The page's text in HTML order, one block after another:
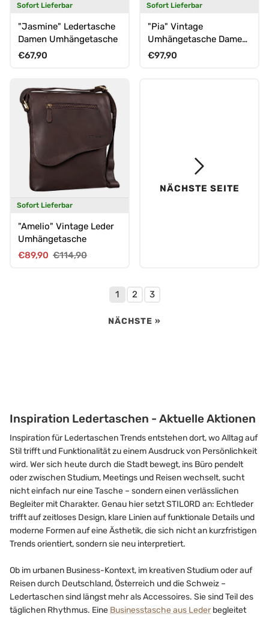
Sofort Lieferbar
"Jasmine" Ledertasche
Damen Umhängetasche
Normaler Preis
€67,90
Sofort Lieferbar
"Pia" Vintage
Umhängetasche Damen
Leder
Normaler Preis
€97,90
Sofort Lieferbar
"Amelio" Vintage Leder
Umhängetasche
Verkaufspreis
€89,90 Normaler Preis
€114,90
NÄCHSTE SEITE
1 2 3
NÄCHSTE »
Inspiration Ledertaschen - Aktuelle Aktionen
Inspiration für Ledertaschen Trends entstehen dort, wo Alltag auf
Stil trifft und Funktionalität zu einem Ausdruck von Persönlichkeit
wird. Wer sich heute durch die Stadt bewegt, ins Büro pendelt
oder zwischen Studium, Meetings und Reisen wechselt, sucht
nicht einfach nur eine Tasche – sondern einen verlässlichen
Begleiter mit Charakter. Genau hier setzt STILORD an: Echtleder
trifft auf zeitloses Design, klare Linien auf funktionale Details und
moderne Formen auf eine Ästhetik, die sich nicht an kurzfristigen
Trends orientiert, sondern sie neu interpretiert.
Ob im urbanen Business-Kontext, im kreativen Studium oder auf
Reisen durch Deutschland, Österreich und die Schweiz –
Ledertaschen sind längst mehr als Accessoires. Sie sind Teil des
täglichen Rhythmus. Eine Businesstasche aus Leder begleitet